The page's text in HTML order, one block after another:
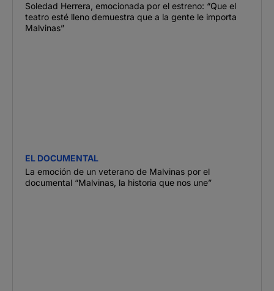
Soledad Herrera, emocionada por el estreno: “Que el
teatro esté lleno demuestra que a la gente le importa
Malvinas”
EL DOCUMENTAL
La emoción de un veterano de Malvinas por el
documental “Malvinas, la historia que nos une”